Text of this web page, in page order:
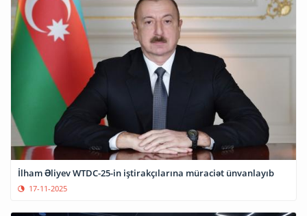
İlham Əliyev WTDC-25-in iştirakçılarına müraciət ünvanlayıb
17-11-2025